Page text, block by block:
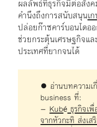
ผลลัพธ์ที่ธุรกิจมีต่อสังค
คำนึงถึงการสนับสนุนเ
ปล่อยก๊าซคาร์บอนไดอ
ช่วยกระตุ้นเศรษฐกิจแ
ประเทศที่ยากจนได้
● อ่านบทความเ
business ที่:
–Kubéธุรกิจเ
จากหัวกะทิ ส่งเ